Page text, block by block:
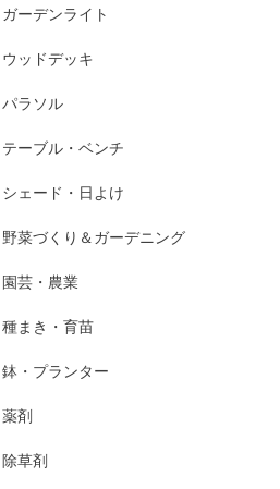
ガーデンライト
ウッドデッキ
パラソル
テーブル・ベンチ
シェード・日よけ
野菜づくり＆ガーデニング
園芸・農業
種まき・育苗
鉢・プランター
薬剤
除草剤